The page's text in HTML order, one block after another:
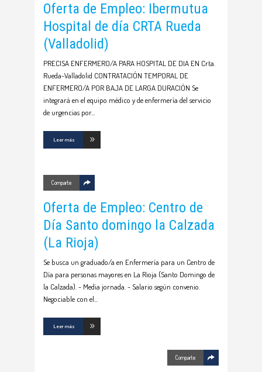
Oferta de Empleo: Ibermutua
Hospital de día CRTA Rueda
(Valladolid)
PRECISA ENFERMERO/A PARA HOSPITAL DE DIA EN Crta.
Rueda-Valladolid CONTRATACIÓN TEMPORAL DE
ENFERMERO/A POR BAJA DE LARGA DURACIÓN Se
integrará en el equipo médico y de enfermería del servicio
de urgencias por
Leer más
Comparte
Oferta de Empleo: Centro de
Día Santo domingo la Calzada
(La Rioja)
Se busca un graduado/a en Enfermería para un Centro de
Día para personas mayores en La Rioja (Santo Domingo de
la Calzada). - Media jornada. - Salario según convenio.
Negociable con el
Leer más
Comparte